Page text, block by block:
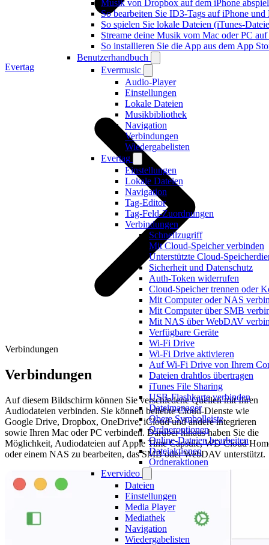
Musik von Dropbox auf dem iPhone
So bearbeiten Sie ID3-Tags auf iPhone und
So spielen Sie lokale Dateien (iTunes-
Streame deine Musik vom Mac oder PC
So installieren Sie die App aus dem App
Benutzerhandbuch
Evermusic
Audio-Player
Einstellungen
Lokale Dateien
Musikbibliothek
Navigation
Verbindungen
Wiedergabelisten
Evertag
Einstellungen
Lokale Dateien
Navigation
Tag-Editor
Tag-Feld-Zuordnungen
Verbindungen
Schnellzugriff
Mit Cloud-Speicher verbinden
Unterstützte Cloud-
Sicherheit und Datenschutz
Auth-Token widerrufen
Cloud-Speicher trennen oder
Mit Computer oder NAS
Mit Computer über SMB
Mit NAS über WebDAV
Verfügbare Geräte
Wi-Fi Drive
Wi-Fi Drive aktivieren
Auf Wi-Fi Drive von Ihrem
Dateien drahtlos übertragen
iTunes File Sharing
USB-Flashkarte verbinden
Dateimanager
Obere Symbolleiste
Ordneroptionen
Online-Dateien bearbeiten
Dateiaktionen
Ordneraktionen
Evervideo
Dateien
Einstellungen
Media Player
Mediathek
Navigation
Wiedergabelisten
Evertag
Verbindungen
Verbindungen
Auf diesem Bildschirm können Sie verschiedene Quellen mit Ihren
Audiodateien verbinden. Sie können beliebte Cloud-Dienste wie
Google Drive, Dropbox, OneDrive, iCloud und andere integrieren
sowie Ihren Mac oder PC verbinden. Darüber hinaus haben Sie die
Möglichkeit, Audiodateien auf Apple Time Capsule, WD Cloud
oder einem NAS zu bearbeiten, das SMB oder WebDAV unterstützt.